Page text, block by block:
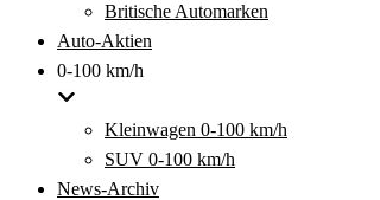
Britische Automarken
Auto-Aktien
0-100 km/h
Kleinwagen 0-100 km/h
SUV 0-100 km/h
News-Archiv